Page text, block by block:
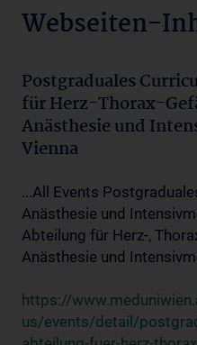
Webseiten-
Postgraduales
für Herz-Thorax-
Anästhesie und
Vienna
...All Events
Anästhesie und
Abteilung für Herz-,
Anästhesie und
https://
us/events/detail/